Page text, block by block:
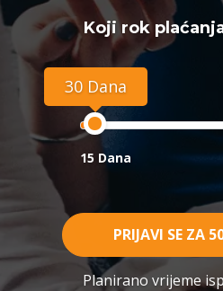
Koji rok
30 Dana
15 Dana
PRIJAVI SE ZA
Planirano vrijeme